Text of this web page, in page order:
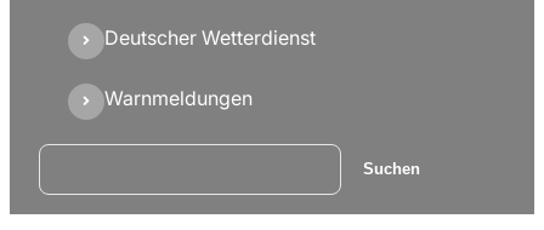
Deutscher Wetterdienst
Warnmeldungen
Suchen Suchen